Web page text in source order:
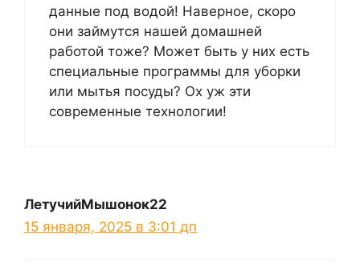
данные под водой! Наверное, скоро
они займутся нашей домашней
работой тоже? Может быть у них есть
специальные программы для уборки
или мытья посуды? Ох уж эти
современные технологии!
ЛетучийМышонок22
15 января, 2025 в 3:01 дп